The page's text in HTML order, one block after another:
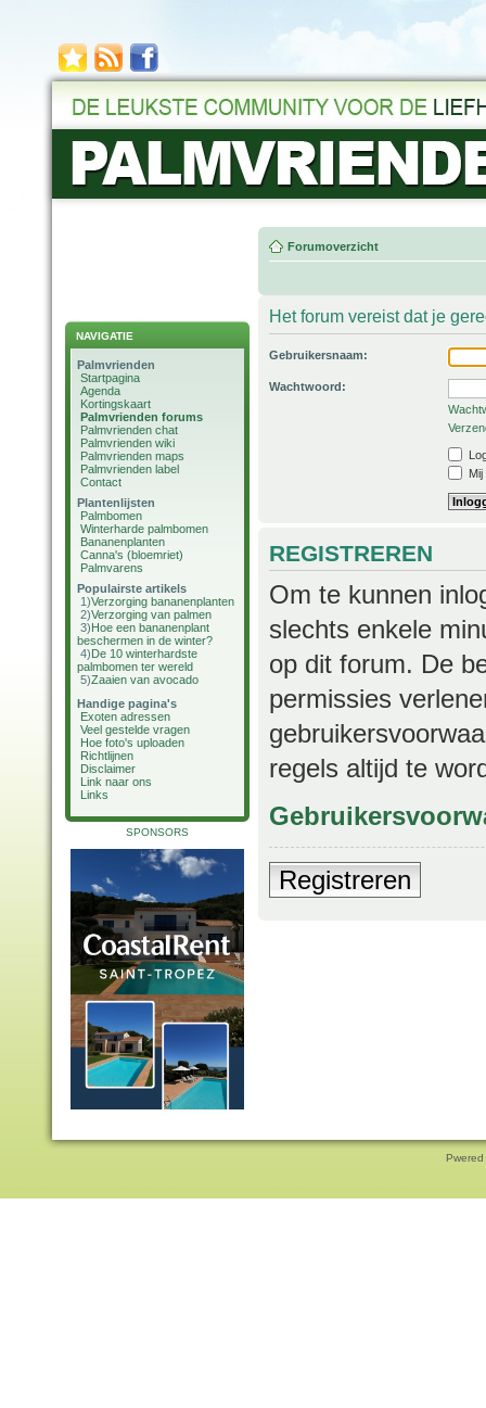
NAVIGATIE
Palmvrienden
Startpagina
Agenda
Kortingskaart
Palmvrienden forums
Palmvrienden chat
Palmvrienden wiki
Palmvrienden maps
Palmvrienden label
Contact
Plantenlijsten
Palmbomen
Winterharde palmbomen
Bananenplanten
Canna's (bloemriet)
Palmvarens
Populairste artikels
1)Verzorging bananenplanten
2)Verzorging van palmen
3)Hoe een bananenplant
beschermen in de winter?
4)De 10 winterhardste
palmbomen ter wereld
5)Zaaien van avocado
Handige pagina's
Exoten adressen
Veel gestelde vragen
Hoe foto's uploaden
Richtlijnen
Disclaimer
Link naar ons
Links
SPONSORS
Forumoverzicht
Het forum vereist dat je
Gebruikersnaam:
Wachtwoord:
REGISTREREN
Om te kunnen
slechts enkele
op dit forum. De
permissies
regels altijd te
Registreren